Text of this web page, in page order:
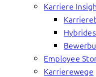
Karriere
Employee
Karrierewege